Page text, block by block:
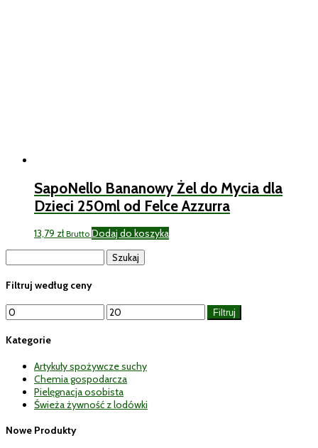
SapoNello Bananowy Żel do Mycia dla
Dzieci 250ml od Felce Azzurra
13,79 zł Brutto Dodaj do koszyka
Filtruj według ceny
Cena
min
Cena
max
Filtruj
Kategorie
Artykuły spożywcze suchy
Chemia gospodarcza
Pielęgnacja osobista
Świeża żywność z lodówki
Nowe Produkty